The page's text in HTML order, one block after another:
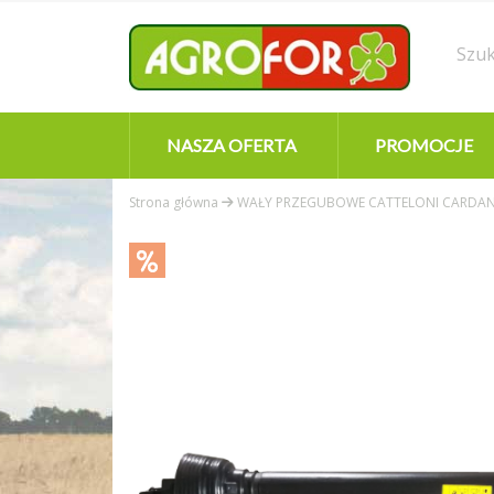
NASZA OFERTA PROMOCJE
Strona główna WAŁY PRZEGUBOWE CATTELONI